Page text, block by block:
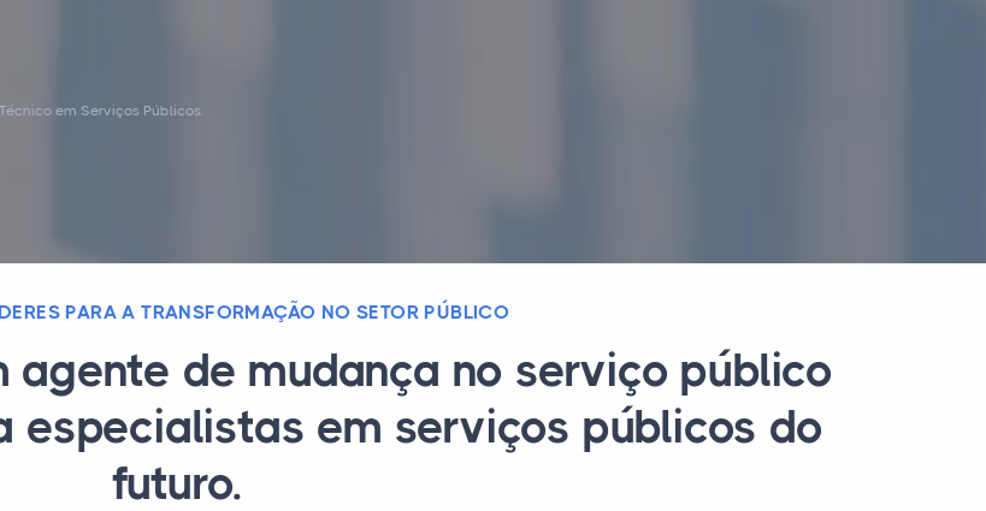
em Serviços Públicos.
PARA A TRANSFORMAÇÃO NO SETOR PÚBLICO
agente de mudança no serviço público
especialistas em serviços públicos do
futuro.